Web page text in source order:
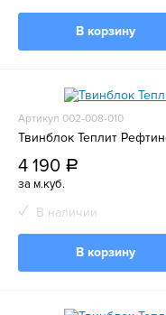
В корзину
Артикул 002-008-010
Твинблок Теплит
4 190 a
за м.куб.
В наличии
В корзину